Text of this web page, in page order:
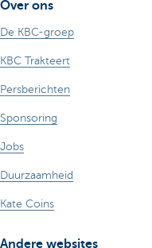
Over ons
De KBC-groep
KBC Trakteert
Persberichten
Sponsoring
Jobs
Duurzaamheid
Kate Coins
Andere websites